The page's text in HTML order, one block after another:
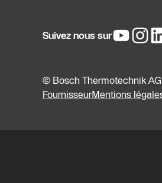
Suivez nous sur
© Bosch Thermotechnik
FournisseurMentions